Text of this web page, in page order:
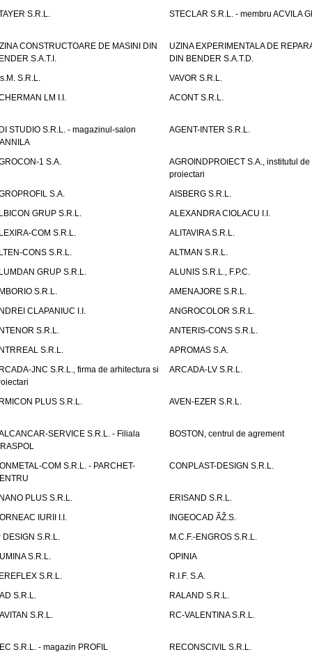
S.R.L.
STECLAR S.R.L. - membru ACVILA
CONSTRUCTOARE DE MASINI DIN
S.A.T.I.
UZINA EXPERIMENTALA DE
DIN BENDER S.A.T.D.
S.R.L.
VAVOR S.R.L.
LM I.I.
ACONT S.R.L.
STUDIO S.R.L. - magazinul-salon
AGENT-INTER S.R.L.
1 S.A.
AGROINDPROIECT S.A., institutul de
proiectari
S.A.
AISBERG S.R.L.
GRUP S.R.L.
ALEXANDRA CIOLACU I.I.
COM S.R.L.
ALITAVIRA S.R.L.
CONS S.R.L.
ALTMAN S.R.L.
GRUP S.R.L.
ALUNIS S.R.L., F.P.C.
S.R.L.
AMENAJORE S.R.L.
CLAPANIUC I.I.
ANGROCOLOR S.R.L.
S.R.L.
ANTERIS-CONS S.R.L.
S.R.L.
APROMAS S.A.
JNC S.R.L., firma de arhitectura si
ARCADA-LV S.R.L.
PLUS S.R.L. AVEN-EZER S.R.L.
SERVICE S.R.L. - Filiala
BOSTON, centrul de agrement
COM S.R.L. - PARCHET-
CONPLAST-DESIGN S.R.L.
PLUS S.R.L.
ERISAND S.R.L.
IURII I.I.
INGEOCAD ÃŽ.S.
DESIGN S.R.L.
M.C.F.-ENGROS S.R.L.
S.R.L.
OPINIA
S.R.L.
R.I.F. S.A.
S.R.L.
RALAND S.R.L.
S.R.L.
RC-VALENTINA S.R.L.
S.R.L. - magazin PROFIL RECONSCIVIL S.R.L.